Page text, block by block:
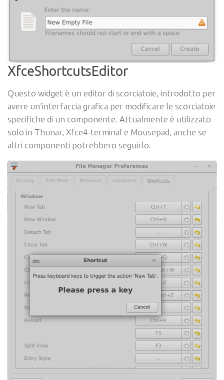
XfceShortcutsEditor
Questo widget è un editor di scorciatoie, introdotto per
avere un’interfaccia grafica per modificare le scorciatoie
specifiche di un componente. Attualmente è utilizzato
solo in Thunar, Xfce4-terminal e Mousepad, anche se
altri componenti potrebbero seguirlo.